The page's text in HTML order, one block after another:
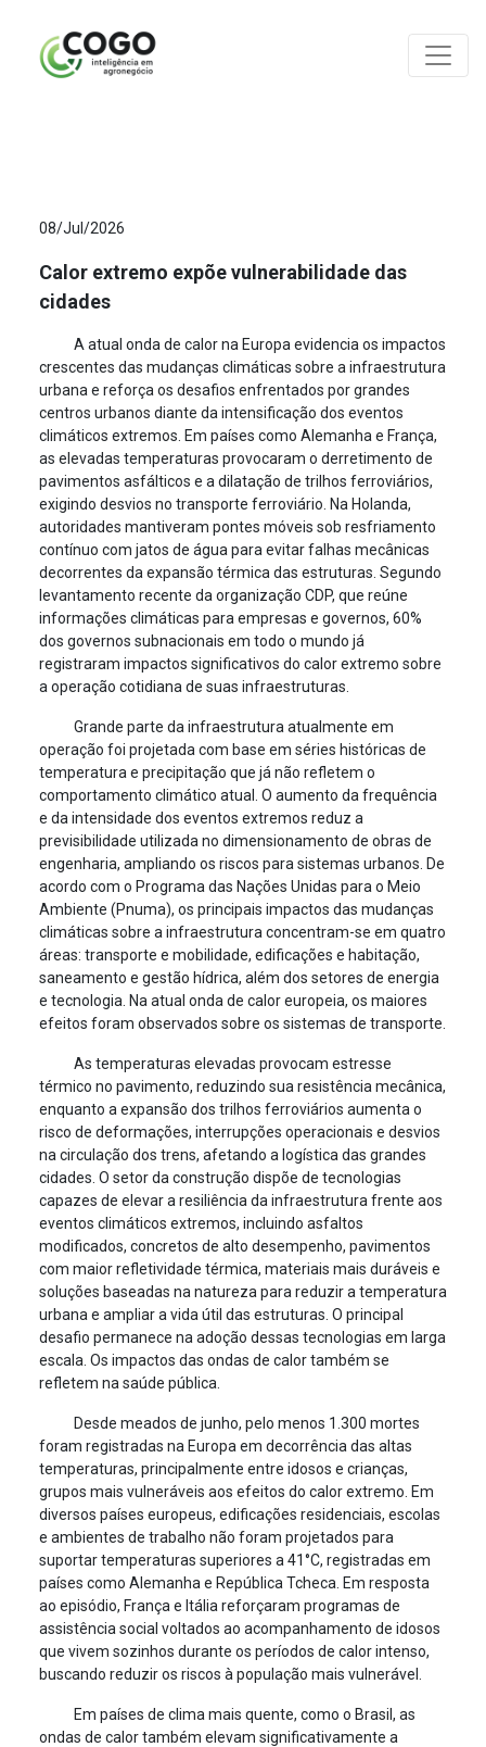
08/Jul/2026
Calor extremo expõe vulnerabilidade das
cidades
A atual onda de calor na Europa evidencia os impactos
crescentes das mudanças climáticas sobre a infraestrutura
urbana e reforça os desafios enfrentados por grandes
centros urbanos diante da intensificação dos eventos
climáticos extremos. Em países como Alemanha e França,
as elevadas temperaturas provocaram o derretimento de
pavimentos asfálticos e a dilatação de trilhos ferroviários,
exigindo desvios no transporte ferroviário. Na Holanda,
autoridades mantiveram pontes móveis sob resfriamento
contínuo com jatos de água para evitar falhas mecânicas
decorrentes da expansão térmica das estruturas. Segundo
levantamento recente da organização CDP, que reúne
informações climáticas para empresas e governos, 60%
dos governos subnacionais em todo o mundo já
registraram impactos significativos do calor extremo sobre
a operação cotidiana de suas infraestruturas.
Grande parte da infraestrutura atualmente em
operação foi projetada com base em séries históricas de
temperatura e precipitação que já não refletem o
comportamento climático atual. O aumento da frequência
e da intensidade dos eventos extremos reduz a
previsibilidade utilizada no dimensionamento de obras de
engenharia, ampliando os riscos para sistemas urbanos. De
acordo com o Programa das Nações Unidas para o Meio
Ambiente (Pnuma), os principais impactos das mudanças
climáticas sobre a infraestrutura concentram-se em quatro
áreas: transporte e mobilidade, edificações e habitação,
saneamento e gestão hídrica, além dos setores de energia
e tecnologia. Na atual onda de calor europeia, os maiores
efeitos foram observados sobre os sistemas de transporte.
As temperaturas elevadas provocam estresse
térmico no pavimento, reduzindo sua resistência mecânica,
enquanto a expansão dos trilhos ferroviários aumenta o
risco de deformações, interrupções operacionais e desvios
na circulação dos trens, afetando a logística das grandes
cidades. O setor da construção dispõe de tecnologias
capazes de elevar a resiliência da infraestrutura frente aos
eventos climáticos extremos, incluindo asfaltos
modificados, concretos de alto desempenho, pavimentos
com maior refletividade térmica, materiais mais duráveis e
soluções baseadas na natureza para reduzir a temperatura
urbana e ampliar a vida útil das estruturas. O principal
desafio permanece na adoção dessas tecnologias em larga
escala. Os impactos das ondas de calor também se
refletem na saúde pública.
Desde meados de junho, pelo menos 1.300 mortes
foram registradas na Europa em decorrência das altas
temperaturas, principalmente entre idosos e crianças,
grupos mais vulneráveis aos efeitos do calor extremo. Em
diversos países europeus, edificações residenciais, escolas
e ambientes de trabalho não foram projetados para
suportar temperaturas superiores a 41°C, registradas em
países como Alemanha e República Tcheca. Em resposta
ao episódio, França e Itália reforçaram programas de
assistência social voltados ao acompanhamento de idosos
que vivem sozinhos durante os períodos de calor intenso,
buscando reduzir os riscos à população mais vulnerável.
Em países de clima mais quente, como o Brasil, as
ondas de calor também elevam significativamente a